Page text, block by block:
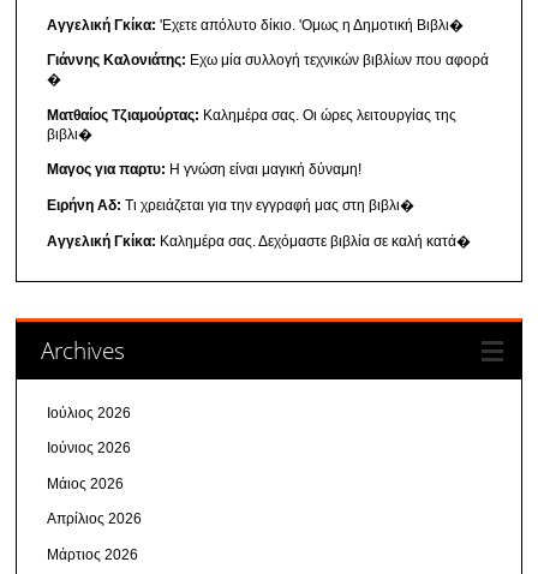
Αγγελική Γκίκα: 'Εχετε απόλυτο δίκιο. 'Ομως η Δημοτική Βιβλι�
Γιάννης Καλονιάτης: Εχω μία συλλογή τεχνικών βιβλίων που αφορά
�
Ματθαίος Τζιαμούρτας: Καλημέρα σας. Οι ώρες λειτουργίας της
βιβλι�
Μαγος για παρτυ: Η γνώση είναι μαγική δύναμη!
Ειρήνη Αδ: Τι χρειάζεται για την εγγραφή μας στη βιβλι�
Αγγελική Γκίκα: Καλημέρα σας. Δεχόμαστε βιβλία σε καλή κατά�
Archives
Ιούλιος 2026
Ιούνιος 2026
Μάιος 2026
Απρίλιος 2026
Μάρτιος 2026